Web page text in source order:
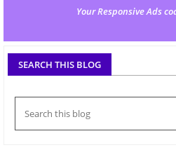
Your Responsive Ads
SEARCH THIS BLOG